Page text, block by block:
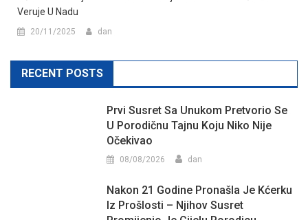
Veruje U Nadu
20/11/2025 dan
RECENT POSTS
Prvi Susret Sa Unukom Pretvorio Se
U Porodičnu Tajnu Koju Niko Nije
Očekivao
08/08/2026 dan
Nakon 21 Godine Pronašla Je Kćerku
Iz Prošlosti – Njihov Susret